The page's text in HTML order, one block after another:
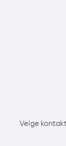
Velge